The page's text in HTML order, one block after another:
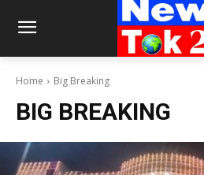
Home Big Breaking
BIG BREAKING